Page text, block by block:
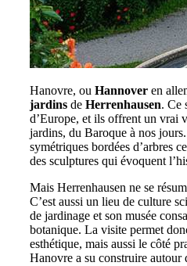
Hanovre, ou Hannover en
jardins de Herrenhausen. Ce
d’Europe, et ils offrent un vrai
jardins, du Baroque à nos
symétriques bordées d’arbres
des sculptures qui évoquent
Mais Herrenhausen ne se
C’est aussi un lieu de culture
de jardinage et son musée
botanique. La visite permet
esthétique, mais aussi le côté
Hanovre a su construire autour